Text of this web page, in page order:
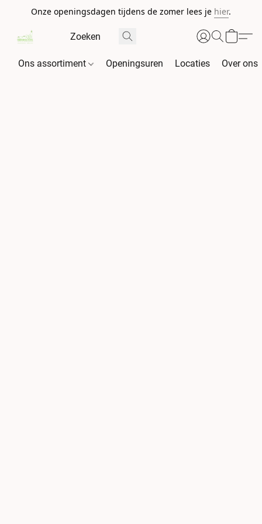
Onze openingsdagen tijdens de zomer lees je hier.
Ons assortiment Openingsuren Locaties Over ons